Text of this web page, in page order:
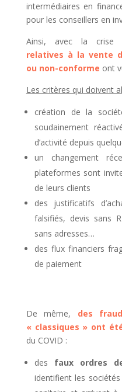
intermédiaires en
pour les conseillers en
Ainsi, avec la crise
relatives à la vente
ou non-conforme ont
Les critères qui doivent
création de la
soudainement
d’activité depuis
un changement
plateformes sont
de leurs clients
des justificatifs
falsifiés, devis sans
sans adresses…
des flux financiers
de paiement
De même, des
« classiques » ont
du COVID :
des faux ordres
identifient les